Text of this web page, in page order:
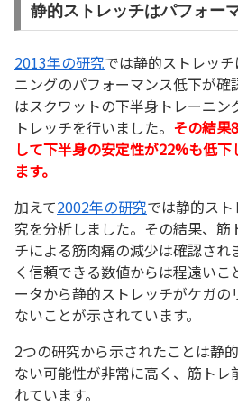
静的ストレッチはパフォー
2013年の研究では静的ストレッ
ニングのパフォーマンス低下が確
はスクワットの下半身トレーニ
トレッチを行いました。 その結果
して下半身の安定性が22%も低
ます。
加えて2002年の研究では静的ス
究を分析しました。その結果、筋
チによる筋肉痛の減少は確認さ
く信頼できる数値からは程遠い
ータから静的ストレッチがケガの
ないことが示されています。
2つの研究から示されたことは静
ない可能性が非常に高く、筋トレ
れています。